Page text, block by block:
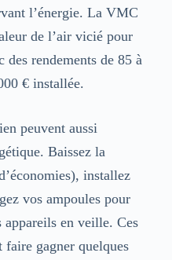
l’énergie. La VMC
de l’air vicié pour
rendements de 85 à
€ installée.
peuvent aussi
Baissez la
installez
vos ampoules pour
appareils en veille. Ces
faire gagner quelques